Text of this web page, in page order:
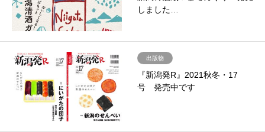
しました…
出版物
『新潟発R』2021秋冬・17
号 発売中です